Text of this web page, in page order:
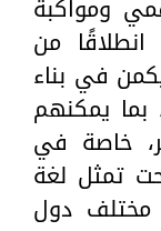
ومواكبة
انطلاقًا من
في بناء
بما يمكنهم
خاصة في
تمثل لغة
مختلف دول